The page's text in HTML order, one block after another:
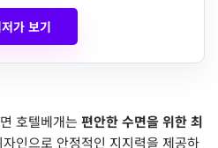
가 보기
호텔베개는 편안한 수면을 위한 최
인으로 안정적인 지지력을 제공하